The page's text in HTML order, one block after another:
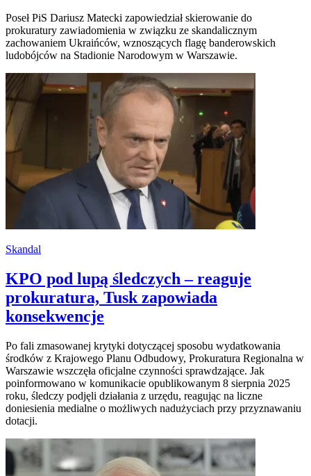
Poseł PiS Dariusz Matecki zapowiedział skierowanie do
prokuratury zawiadomienia w związku ze skandalicznym
zachowaniem Ukraińców, wznoszących flagę banderowskich
ludobójców na Stadionie Narodowym w Warszawie.
Skandal
KPO pod lupą śledczych – reaguje
prokuratura, Tusk zapowiada
konsekwencje
Po fali zmasowanej krytyki dotyczącej sposobu wydatkowania
środków z Krajowego Planu Odbudowy, Prokuratura Regionalna w
Warszawie wszczęła oficjalne czynności sprawdzające. Jak
poinformowano w komunikacie opublikowanym 8 sierpnia 2025
roku, śledczy podjęli działania z urzędu, reagując na liczne
doniesienia medialne o możliwych nadużyciach przy przyznawaniu
dotacji.